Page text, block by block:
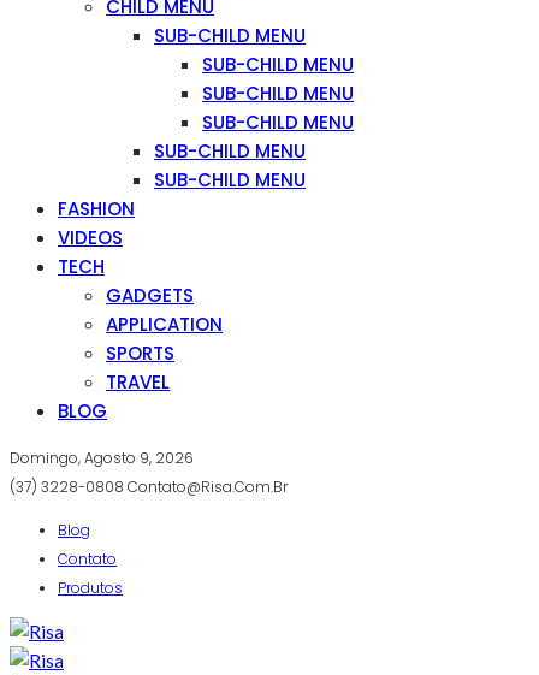
CHILD MENU
SUB-CHILD MENU
SUB-CHILD MENU
SUB-CHILD MENU
SUB-CHILD MENU
SUB-CHILD MENU
SUB-CHILD MENU
FASHION
VIDEOS
TECH
GADGETS
APPLICATION
SPORTS
TRAVEL
BLOG
Domingo, Agosto 9, 2026
(37) 3228-0808 Contato@risa.com.br
Blog
Contato
Produtos